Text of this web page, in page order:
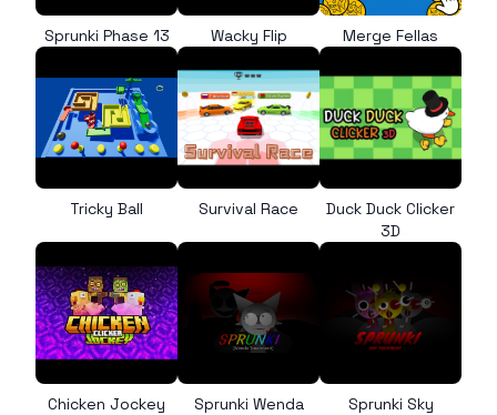
Sprunki Phase 13 Wacky Flip Merge Fellas
Tricky Ball Survival Race
Duck Duck Clicker
3D
Chicken Jockey
Sprunki Wenda
Sprunki Sky